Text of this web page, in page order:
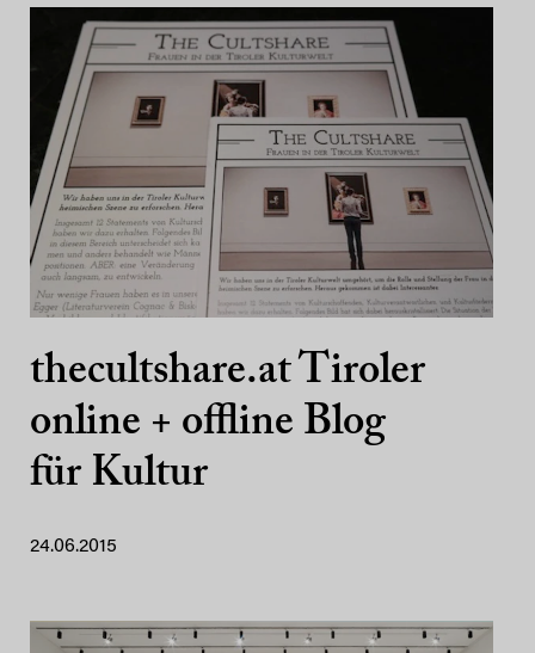
thecultshare.at Tiroler
online + offline Blog
für Kultur
24.06.2015